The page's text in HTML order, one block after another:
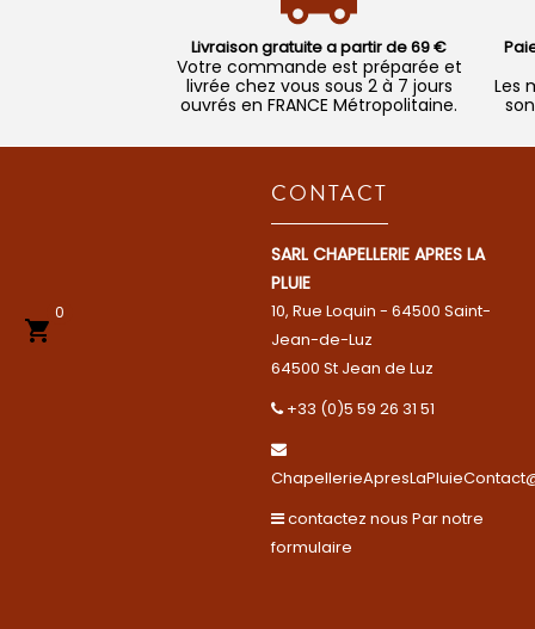
Livraison gratuite a partir de 69 €
Votre commande est préparée et
livrée chez vous sous 2 à 7 jours
ouvrés en FRANCE Métropolitaine.
Les
CONTACT
SARL CHAPELLERIE APRES LA
PLUIE
10, Rue Loquin - 64500 Saint-
Jean-de-Luz
64500 St Jean de Luz
+33 (0)5 59 26 31 51
contactez nous Par notre
formulaire

0